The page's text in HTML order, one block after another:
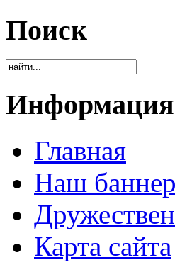
Поиск
Информация
Главная
Наш баннер
Карта сайта